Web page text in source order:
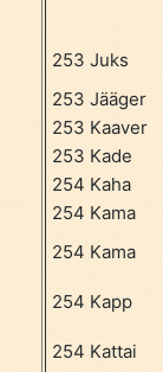
253 Juks
253 Jääger
253 Kaaver
253 Kade
254 Kaha
254 Kama
254 Kama
254 Kapp
254 Kattai